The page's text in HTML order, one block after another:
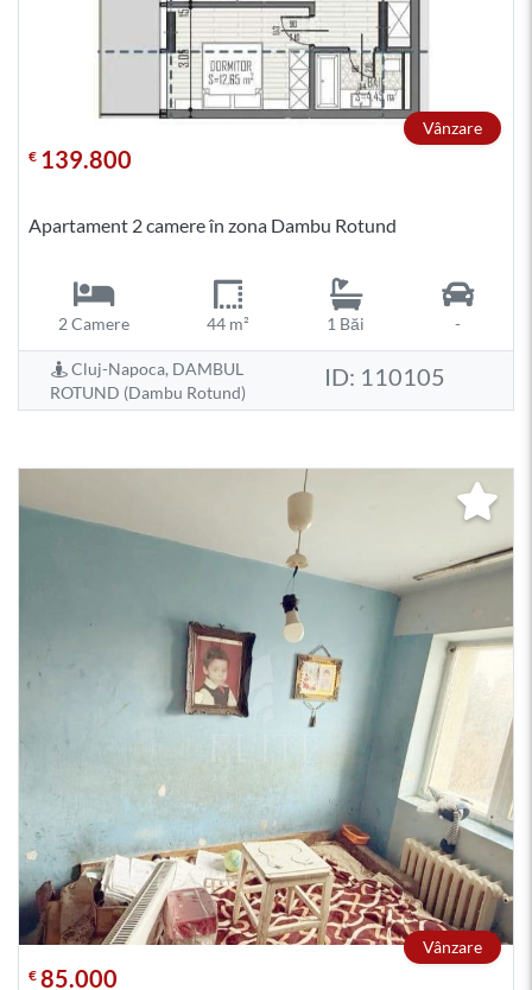
Vânzare
€ 139.800
Apartament 2 camere în zona Dambu Rotund
2 Camere 44 m² 1 Băi -
Cluj-Napoca, DAMBUL
ROTUND (Dambu Rotund)
ID: 110105
Vânzare
€ 85.000